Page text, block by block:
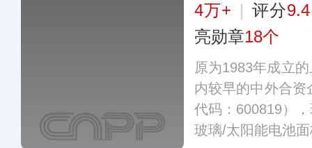
4万+ | 评分9.4
亮勋章18个
原为1983年成立
内较早的中外合资
代码：600819）
玻璃/太阳能电池